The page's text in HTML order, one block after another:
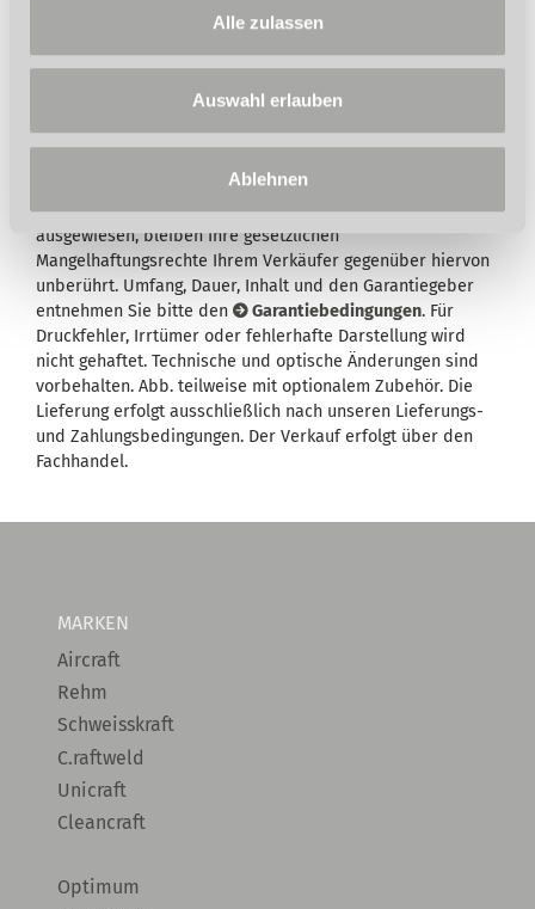
Alle zulassen
Auswahl erlauben
Ablehnen
auch in engen Räumlichkeiten
Wird in der Artikelbeschreibung und/oder in der
Beschreibung des Lieferumfangs eine Garantie
ausgewiesen, bleiben Ihre gesetzlichen
Mangelhaftungsrechte Ihrem Verkäufer gegenüber hiervon
unberührt. Umfang, Dauer, Inhalt und den Garantiegeber
entnehmen Sie bitte den
Garantiebedingungen. Für
Druckfehler, Irrtümer oder fehlerhafte Darstellung wird
nicht gehaftet. Technische und optische Änderungen sind
vorbehalten. Abb. teilweise mit optionalem Zubehör. Die
Lieferung erfolgt ausschließlich nach unseren Lieferungs-
und Zahlungsbedingungen. Der Verkauf erfolgt über den
Fachhandel.
MARKEN
Aircraft
Rehm
Schweisskraft
C.raftweld
Unicraft
Cleancraft
Optimum